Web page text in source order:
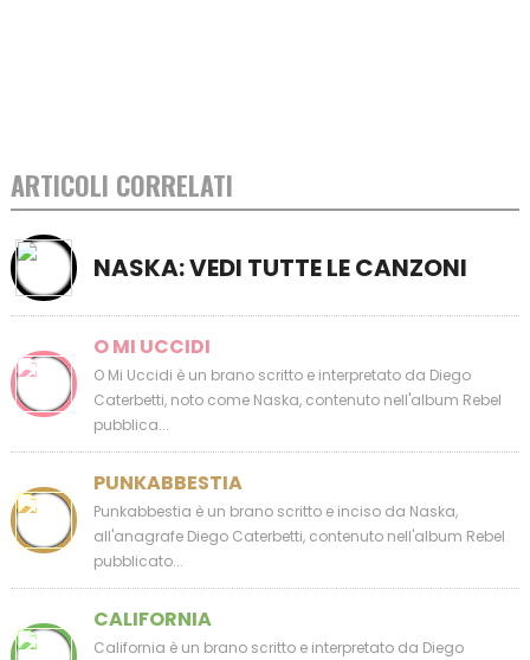
ARTICOLI CORRELATI
NASKA: VEDI TUTTE LE CANZONI
O MI UCCIDI
O Mi Uccidi è un brano scritto e interpretato da Diego
Caterbetti, noto come Naska, contenuto nell'album Rebel
pubblica...
PUNKABBESTIA
Punkabbestia è un brano scritto e inciso da Naska,
all'anagrafe Diego Caterbetti, contenuto nell'album Rebel
pubblicato...
CALIFORNIA
California è un brano scritto e interpretato da Diego